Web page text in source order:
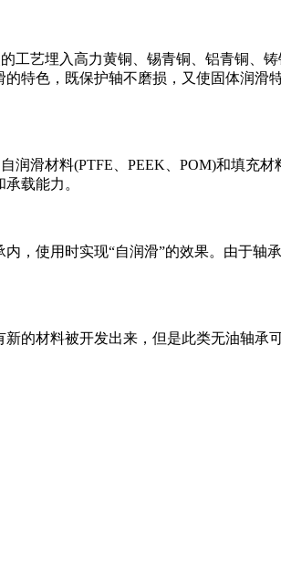
工艺埋入高力黄铜、锡青铜、铝青铜、
特色，既保护轴不磨损，又使固体润滑
滑材料(PTFE、PEEK、POM)和填充
载能力。
，使用时实现“自润滑”的效果。由于轴
的材料被开发出来，但是此类无油轴承